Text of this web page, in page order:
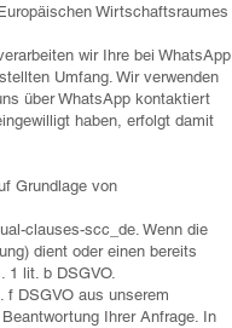
Wirtschaftsraumes
wir Ihre bei WhatsApp
Umfang. Wir verwenden
über WhatsApp kontaktiert
haben, erfolgt damit
Grundlage von
clauses-scc_de. Wenn die
dient oder einen bereits
1 lit. b DSGVO.
f DSGVO aus unserem
Ihrer Anfrage. In